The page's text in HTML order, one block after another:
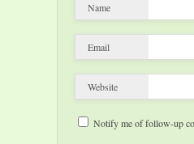
Name
Email
Website
Notify me of follow-up